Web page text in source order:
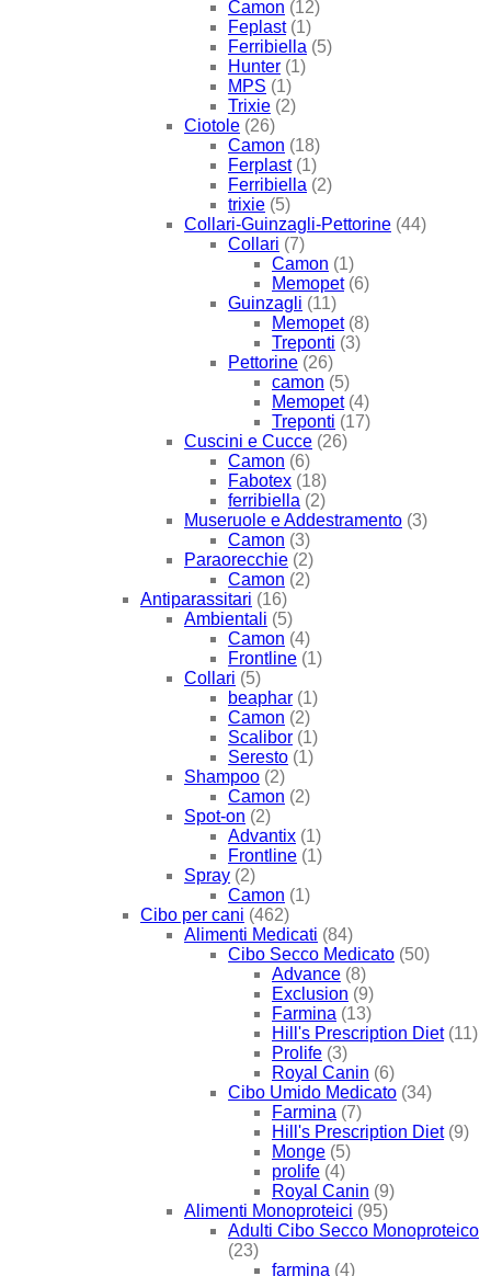
Camon (12)
Feplast (1)
Ferribiella (5)
Hunter (1)
MPS (1)
Trixie (2)
Ciotole (26)
Camon (18)
Ferplast (1)
Ferribiella (2)
trixie (5)
Collari-Guinzagli-Pettorine (44)
Collari (7)
Camon (1)
Memopet (6)
Guinzagli (11)
Memopet (8)
Treponti (3)
Pettorine (26)
camon (5)
Memopet (4)
Treponti (17)
Cuscini e Cucce (26)
Camon (6)
Fabotex (18)
ferribiella (2)
Museruole e Addestramento (3)
Camon (3)
Paraorecchie (2)
Camon (2)
Antiparassitari (16)
Ambientali (5)
Camon (4)
Frontline (1)
Collari (5)
beaphar (1)
Camon (2)
Scalibor (1)
Seresto (1)
Shampoo (2)
Camon (2)
Spot-on (2)
Advantix (1)
Frontline (1)
Spray (2)
Camon (1)
Cibo per cani (462)
Alimenti Medicati (84)
Cibo Secco Medicato (50)
Advance (8)
Exclusion (9)
Farmina (13)
Hill's Prescription Diet (11)
Prolife (3)
Royal Canin (6)
Cibo Umido Medicato (34)
Farmina (7)
Hill's Prescription Diet (9)
Monge (5)
prolife (4)
Royal Canin (9)
Alimenti Monoproteici (95)
Adulti Cibo Secco Monoproteico
(23)
farmina (4)